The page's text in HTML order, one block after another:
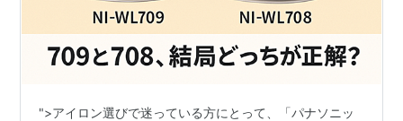
">アイロン選びで迷っている方にとって、「パナソニッ